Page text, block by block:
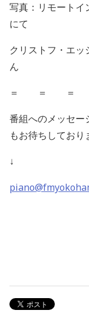
写真：リモート
にて
クリストフ・エ
ん
＝ ＝ ＝
番組へのメッセー
もお待ちしており
↓